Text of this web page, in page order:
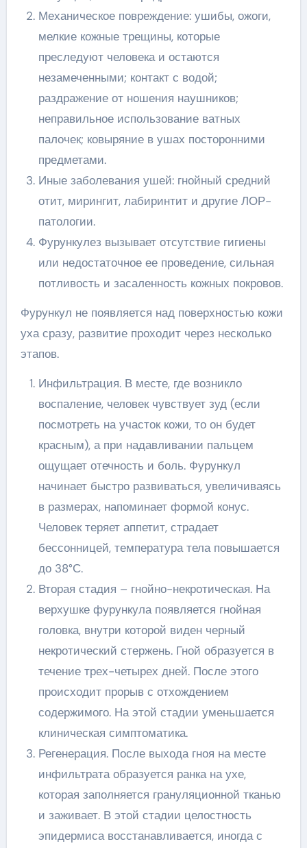
Механическое повреждение: ушибы, ожоги,
мелкие кожные трещины, которые
преследуют человека и остаются
незамеченными; контакт с водой;
раздражение от ношения наушников;
неправильное использование ватных
палочек; ковыряние в ушах посторонними
предметами.
Иные заболевания ушей: гнойный средний
отит, мирингит, лабиринтит и другие ЛОР-
патологии.
Фурункулез вызывает отсутствие гигиены
или недостаточное ее проведение, сильная
потливость и засаленность кожных покровов.
Фурункул не появляется над поверхностью кожи
уха сразу, развитие проходит через несколько
этапов.
Инфильтрация. В месте, где возникло
воспаление, человек чувствует зуд (если
посмотреть на участок кожи, то он будет
красным), а при надавливании пальцем
ощущает отечность и боль. Фурункул
начинает быстро развиваться, увеличиваясь
в размерах, напоминает формой конус.
Человек теряет аппетит, страдает
бессонницей, температура тела повышается
до 38°С.
Вторая стадия – гнойно-некротическая. На
верхушке фурункула появляется гнойная
головка, внутри которой виден черный
некротический стержень. Гной образуется в
течение трех-четырех дней. После этого
происходит прорыв с отхождением
содержимого. На этой стадии уменьшается
клиническая симптоматика.
Регенерация. После выхода гноя на месте
инфильтрата образуется ранка на ухе,
которая заполняется грануляционной тканью
и заживает. В этой стадии целостность
эпидермиса восстанавливается, иногда с